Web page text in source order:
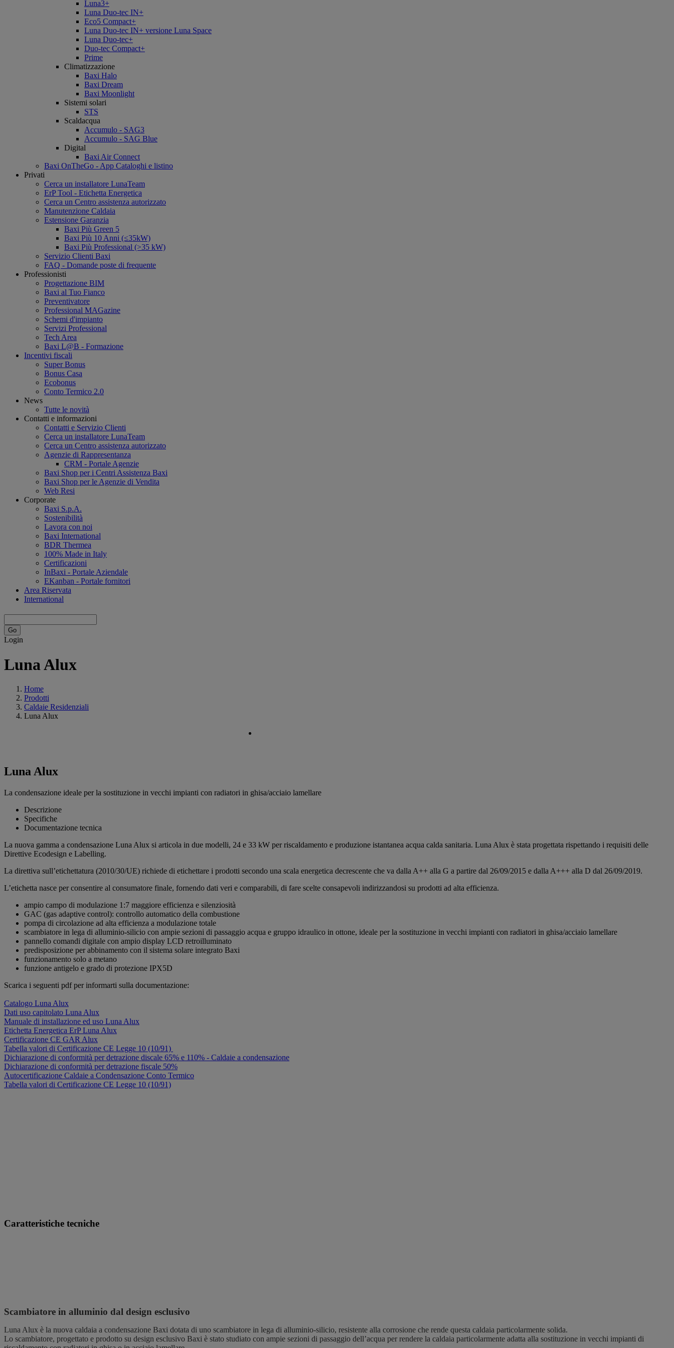
Luna3+
Luna Duo-tec IN+
Eco5 Compact+
Luna Duo-tec IN+ versione Luna Space
Luna Duo-tec+
Duo-tec Compact+
Prime
Climatizzazione
Baxi Halo
Baxi Dream
Baxi Moonlight
Sistemi solari
STS
Scaldacqua
Accumulo - SAG3
Accumulo - SAG Blue
Digital
Baxi Air Connect
Baxi OnTheGo - App Cataloghi e listino
Privati
Cerca un installatore LunaTeam
ErP Tool - Etichetta Energetica
Cerca un Centro assistenza autorizzato
Manutenzione Caldaia
Estensione Garanzia
Baxi Più Green 5
Baxi Più 10 Anni (≤35kW)
Baxi Più Professional (>35 kW)
Servizio Clienti Baxi
FAQ - Domande poste di frequente
Professionisti
Progettazione BIM
Baxi al Tuo Fianco
Preventivatore
Professional MAGazine
Schemi d'impianto
Servizi Professional
Tech Area
Baxi L@B - Formazione
Incentivi fiscali
Super Bonus
Bonus Casa
Ecobonus
Conto Termico 2.0
News
Tutte le novità
Contatti e informazioni
Contatti e Servizio Clienti
Cerca un installatore LunaTeam
Cerca un Centro assistenza autorizzato
Agenzie di Rappresentanza
CRM - Portale Agenzie
Baxi Shop per i Centri Assistenza Baxi
Baxi Shop per le Agenzie di Vendita
Web Resi
Corporate
Baxi S.p.A.
Sostenibilità
Lavora con noi
Baxi International
BDR Thermea
100% Made in Italy
Certificazioni
InBaxi - Portale Aziendale
EKanban - Portale fornitori
Area Riservata
International
Login
Luna Alux
Home
Prodotti
Caldaie Residenziali
Luna Alux
Luna Alux
La condensazione ideale per la sostituzione in vecchi impianti con radiatori in ghisa/acciaio lamellare
Descrizione
Specifiche
Documentazione tecnica
La nuova gamma a condensazione Luna Alux si articola in due modelli, 24 e 33 kW per riscaldamento e produzione istantanea acqua calda sanitaria. Luna Alux è stata progettata rispettando i requisiti delle
Direttive Ecodesign e Labelling.
La direttiva sull’etichettatura (2010/30/UE) richiede di etichettare i prodotti secondo una scala energetica decrescente che va dalla A++ alla G a partire dal 26/09/2015 e dalla A+++ alla D dal 26/09/2019.
L’etichetta nasce per consentire al consumatore finale, fornendo dati veri e comparabili, di fare scelte consapevoli indirizzandosi su prodotti ad alta efficienza.
ampio campo di modulazione 1:7 maggiore efficienza e silenziosità
GAC (gas adaptive control): controllo automatico della combustione
pompa di circolazione ad alta efficienza a modulazione totale
scambiatore in lega di alluminio-silicio con ampie sezioni di passaggio acqua e gruppo idraulico in ottone, ideale per la sostituzione in vecchi impianti con radiatori in ghisa/acciaio lamellare
pannello comandi digitale con ampio display LCD retroilluminato
predisposizione per abbinamento con il sistema solare integrato Baxi
funzionamento solo a metano
funzione antigelo e grado di protezione IPX5D
Scarica i seguenti pdf per informarti sulla documentazione:
Catalogo Luna Alux
Dati uso capitolato Luna Alux
Manuale di installazione ed uso Luna Alux
Etichetta Energetica ErP Luna Alux
Certificazione CE GAR Alux
Tabella valori di Certificazione CE Legge 10 (10/91)
Dichiarazione di conformità per detrazione discale 65% e 110% - Caldaie a condensazione
Dichiarazione di conformità per detrazione fiscale 50%
Autocertificazione Caldaie a Condensazione Conto Termico
Tabella valori di Certificazione CE Legge 10 (10/91)
Caratteristiche tecniche
Scambiatore in alluminio dal design esclusivo
Luna Alux è la nuova caldaia a condensazione Baxi dotata di uno scambiatore in lega di alluminio-silicio, resistente alla corrosione che rende questa caldaia particolarmente solida.
Lo scambiatore, progettato e prodotto su design esclusivo Baxi è stato studiato con ampie sezioni di passaggio dell’acqua per rendere la caldaia particolarmente adatta alla sostituzione in vecchi impianti di